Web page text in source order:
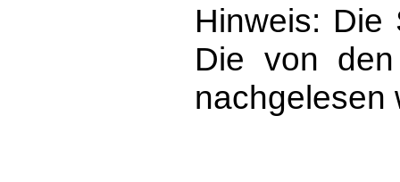
Hinweis: Die
Die von den
nachgelesen